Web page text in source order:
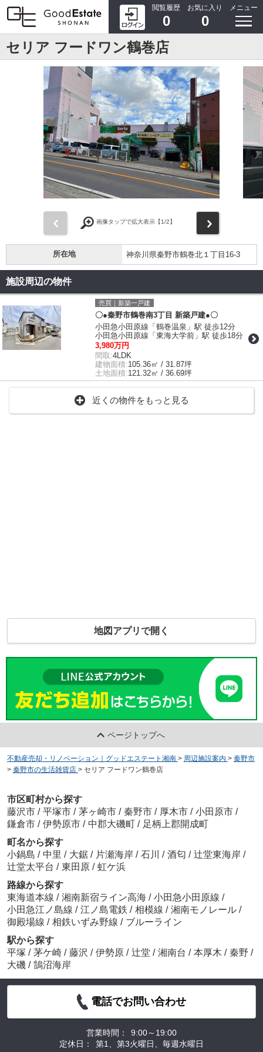
閲覧履歴
0
お気に入り
0
メニュー
セリア フードワン鶴巻店
画像タップで拡大表示【1/2】
所在地 神奈川県秦野市鶴巻北１丁目16-3
施設周辺の物件
売買｜新築一戸建
〇●秦野市鶴巻南3丁目 新築戸建●〇
小田急小田原線「鶴巻温泉」駅 徒歩12分
小田急小田原線「東海大学前」駅 徒歩18分
3,980万円
間取:4LDK
建物面積:105.36㎡ / 31.87坪
土地面積:121.32㎡ / 36.69坪
近くの物件をもっと見る
地図アプリで開く
ページトップへ
不動産売却・リノベーション｜グッドエステート湘南 > 周辺施設案内 > 秦野市
> 秦野市の生活雑貨店 > セリア フードワン鶴巻店
市区町村から探す
藤沢市 / 平塚市 / 茅ヶ崎市 / 秦野市 / 厚木市 / 小田原市 /
鎌倉市 / 伊勢原市 / 中郡大磯町 / 足柄上郡開成町
町名から探す
小鍋島 / 中里 / 大鋸 / 片瀬海岸 / 石川 / 酒匂 / 辻堂東海岸 /
辻堂太平台 / 東田原 / 虹ケ浜
路線から探す
東海道本線 / 湘南新宿ライン高海 / 小田急小田原線 /
小田急江ノ島線 / 江ノ島電鉄 / 相模線 / 湘南モノレール /
御殿場線 / 相鉄いずみ野線 / ブルーライン
駅から探す
平塚 / 茅ケ崎 / 藤沢 / 伊勢原 / 辻堂 / 湘南台 / 本厚木 / 秦野 /
大磯 / 鵠沼海岸
電話でお問い合わせ
営業時間：
9:00～19:00
定休日：
第1、第3火曜日、毎週水曜日